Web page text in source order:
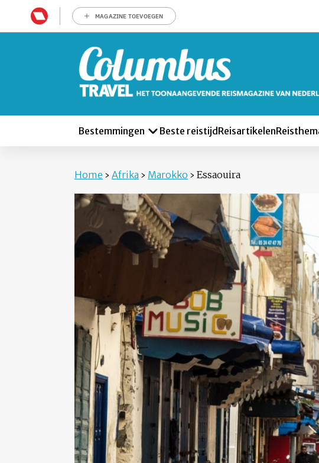
MAGAZINE TOEVOEGEN
Bestemmingen Beste reistijd Reisartikelen
Home › Afrika › Marokko › Essaouira